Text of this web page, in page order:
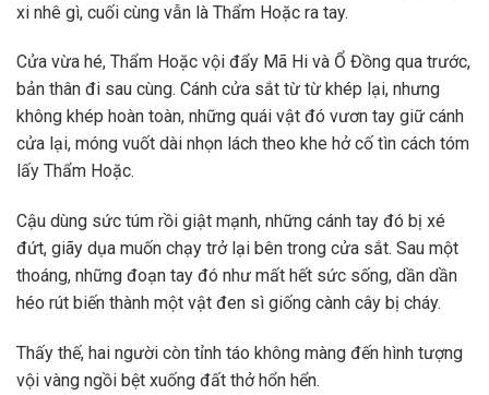
xi nhê gì, cuối cùng vẫn là Thẩm Hoặc ra tay.
Cửa vừa hé, Thẩm Hoặc vội đẩy Mã Hi và Ổ Đồng qua trước,
bản thân đi sau cùng. Cánh cửa sắt từ từ khép lại, nhưng
không khép hoàn toàn, những quái vật đó vươn tay giữ cánh
cửa lại, móng vuốt dài nhọn lách theo khe hở cố tìn cách tóm
lấy Thẩm Hoặc.
Cậu dùng sức túm rồi giật mạnh, những cánh tay đó bị xé
đứt, giãy dụa muốn chạy trở lại bên trong cửa sắt. Sau một
thoáng, những đoạn tay đó như mất hết sức sống, dần dần
héo rút biến thành một vật đen sì giống cành cây bị cháy.
Thấy thế, hai người còn tỉnh táo không màng đến hình tượng
vội vàng ngồi bệt xuống đất thở hổn hển.